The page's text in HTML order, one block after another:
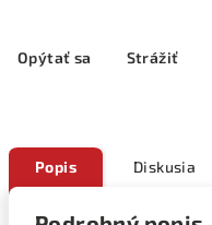
Opýtať sa Strážiť
Popis Diskusia